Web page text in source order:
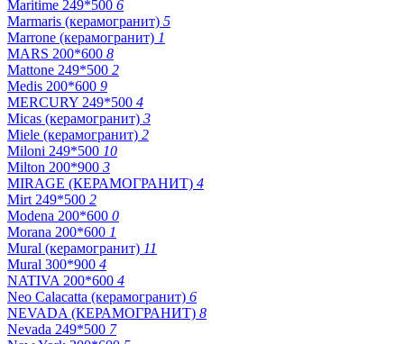
Maritime 249*500 6
Marmaris (керамогранит) 5
Marrone (керамогранит) 1
MARS 200*600 8
Mattone 249*500 2
Medis 200*600 9
MERCURY 249*500 4
Micas (керамогранит) 3
Miele (керамогранит) 2
Miloni 249*500 10
Milton 200*900 3
MIRAGE (КЕРАМОГРАНИТ) 4
Mirt 249*500 2
Modena 200*600 0
Morana 200*600 1
Mural (керамогранит) 11
Mural 300*900 4
NATIVA 200*600 4
Neo Calacatta (керамогранит) 6
NEVADA (КЕРАМОГРАНИТ) 8
Nevada 249*500 7